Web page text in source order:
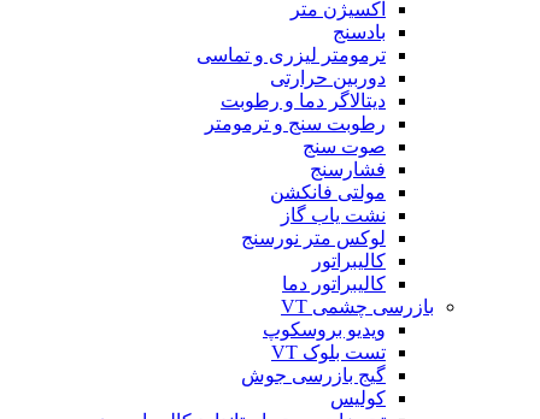
اکسیژن متر
بادسنج
ترمومتر لیزری و تماسی
دوربین حرارتی
دیتالاگر دما و رطوبت
رطوبت سنج و ترمومتر
صوت سنج
فشارسنج
مولتی فانکشن
نشت یاب گاز
لوکس متر نورسنج
کالیبراتور
کالیبراتور دما
بازرسی چشمی VT
ویدیو بروسکوپ
تست بلوک VT
گیج بازرسی جوش
کولیس